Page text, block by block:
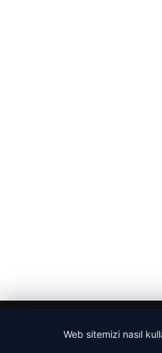
Web sitemizi nasıl